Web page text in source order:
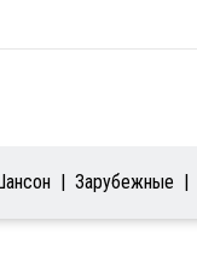
Зарубежные